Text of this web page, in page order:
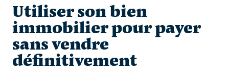
Utiliser son bien
immobilier pour payer
sans vendre
définitivement